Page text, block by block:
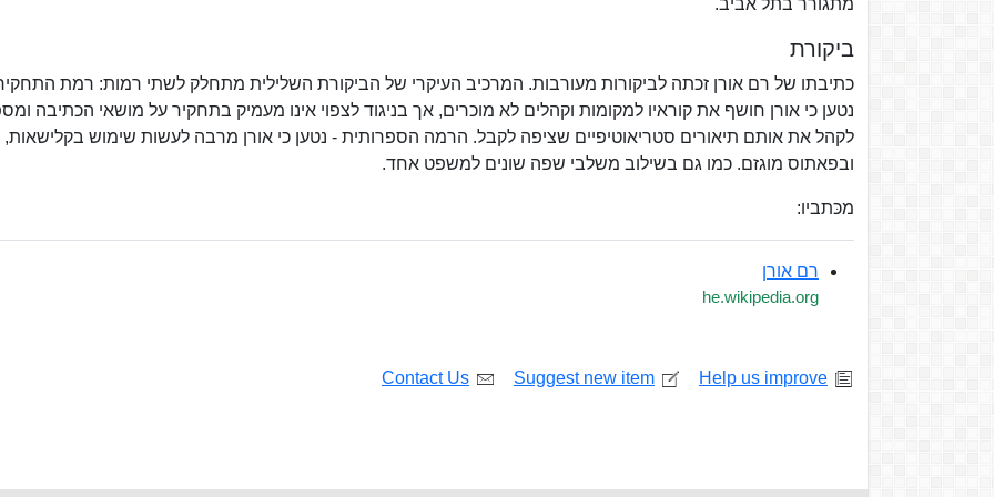
מתגורר בתל אביב.
ביקורת
כתיבתו של רם אורן זכתה לביקורות מעורבות. המרכיב העיקרי של הביקורת השלילית מתחלק לשתי רמות: רמת
נטען כי אורן חושף את קוראיו למקומות וקהלים לא מוכרים, אך בניגוד לצפוי אינו מעמיק בתחקיר על מושאי הכתיבה
לקהל את אותם תיאורים סטריאוטיפיים שציפה לקבל. הרמה הספרותית - נטען כי אורן מרבה לעשות שימוש בקלישאות,
ובפאתוס מוגזם. כמו גם בשילוב משלבי שפה שונים למשפט אחד.
מכּתביו:
רם אורן
he.wikipedia.org
Help us improve
Suggest new item
Contact Us